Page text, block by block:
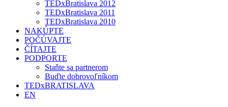
TEDxBratislava 2012
TEDxBratislava 2011
TEDxBratislava 2010
NAKÚPTE
POČÚVAJTE
ČÍTAJTE
PODPORTE
Staňte sa partnerom
Buďte dobrovoľníkom
TEDxBRATISLAVA
EN